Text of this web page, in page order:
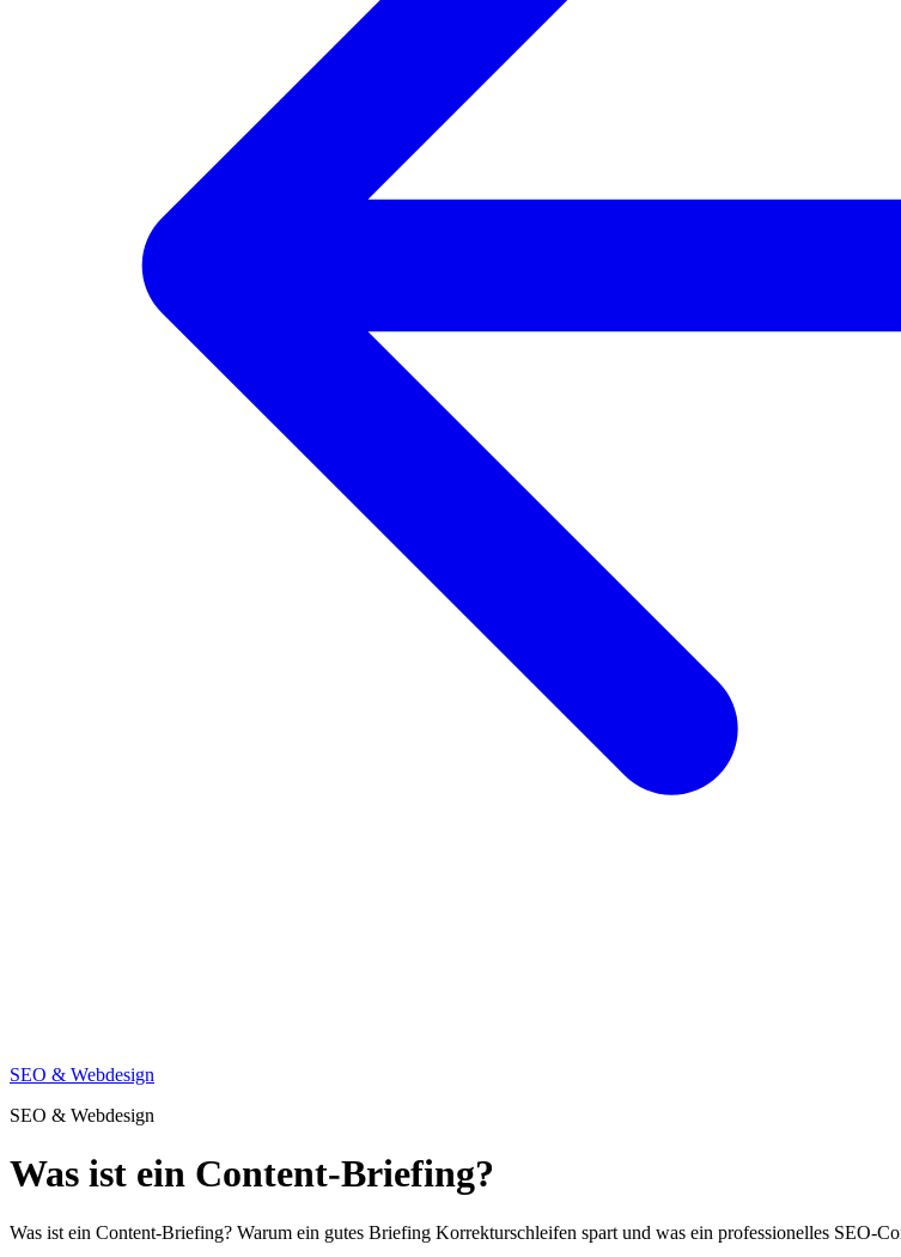
SEO & Webdesign
SEO & Webdesign
Was ist ein Content-Briefing?
Was ist ein Content-Briefing? Warum ein gutes Briefing Korrekturschleifen spart und was ein professionelles SEO-